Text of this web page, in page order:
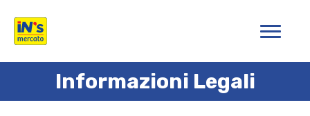
iN's Mercato
Informazioni Legali